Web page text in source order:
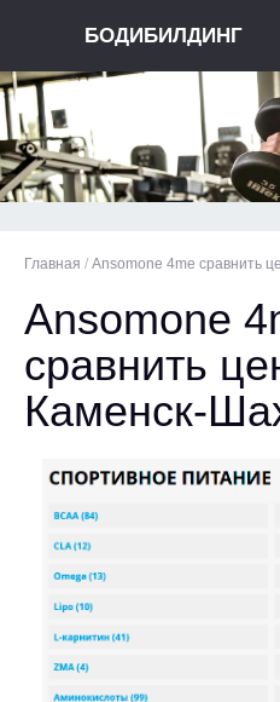
БОДИБИЛДИНГ
Главная / Ansomone 4me сравнить
Ansomone
сравнить
Каменск-